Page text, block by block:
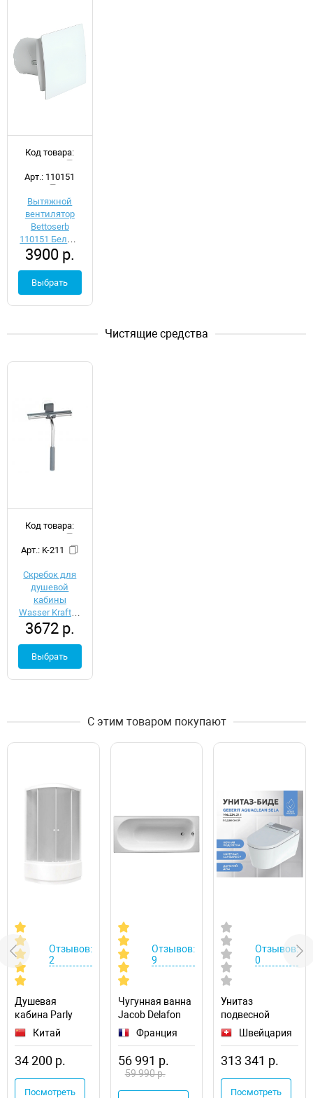
Код товара:
Арт.: 110151
Вытяжной
вентилятор
Bettoserb
110151 Белый
с обратным
клапаном
3900 р.
Выбрать
Чистящие средства
Код товара:
Арт.: K-211
Скребок для
душевой
кабины
Wasser Kraft K-
211
3672 р.
Выбрать
С этим товаром покупают
Отзывов:
2
Душевая
кабина Parly
Tomorrow 90x90
Китай
34 200 р.
Посмотреть
Отзывов:
9
Чугунная ванна
Jacob Delafon
Soissons 170x70
E2921-00
Франция
56 991 р.
59 990 р.
Отзывов:
0
Унитаз
подвесной
Geberit
AquaClean Sela
146.224.21.1
Швейцария
313 341 р.
Посмотреть